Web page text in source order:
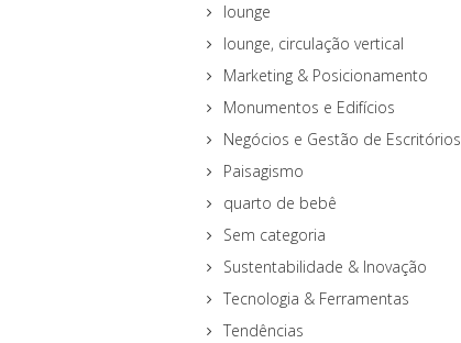
lounge
lounge, circulação vertical
Marketing & Posicionamento
Monumentos e Edifícios
Negócios e Gestão de Escritórios
Paisagismo
quarto de bebê
Sem categoria
Sustentabilidade & Inovação
Tecnologia & Ferramentas
Tendências